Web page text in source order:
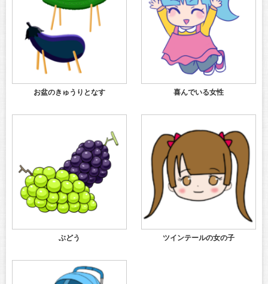
お盆のきゅうりとなす 喜んでいる女性
ぶどう ツインテールの女の子